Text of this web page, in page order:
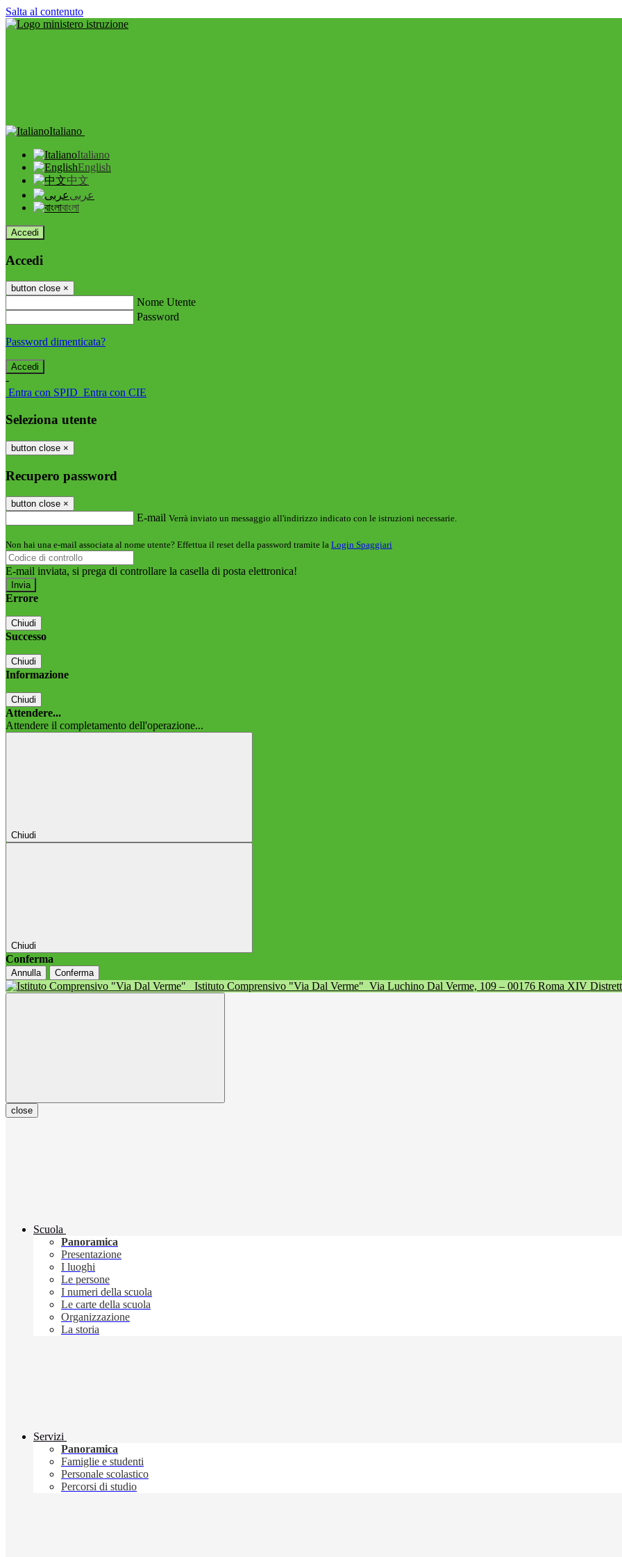
Salta al contenuto
Italiano
Italiano
English
中文
عربى
বাংলা
Accedi
Accedi
button close ×
Nome Utente
Password
Password dimenticata?
-
Entra con SPID Entra con CIE
Seleziona utente
button close ×
Recupero password
button close ×
E-mail Verrà inviato un messaggio all'indirizzo indicato con le istruzioni necessarie.
Non hai una e-mail associata al nome utente? Effettua il reset della password tramite la Login Spaggiari
E-mail inviata, si prega di controllare la casella di posta elettronica!
Errore
Chiudi
Successo
Chiudi
Informazione
Chiudi
Attendere...
Attendere il completamento dell'operazione...
Chiudi
Chiudi
Conferma
Annulla Conferma
Istituto Comprensivo "Via Dal Verme" Via Luchino Dal Verme, 109 – 00176 Roma XIV
close
Scuola
Panoramica
Presentazione
I luoghi
Le persone
I numeri della scuola
Le carte della scuola
Organizzazione
La storia
Servizi
Panoramica
Famiglie e studenti
Personale scolastico
Percorsi di studio